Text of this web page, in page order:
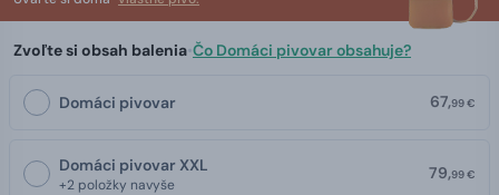
Zvoľte si obsah balenia•Čo Domáci pivovar obsahuje?
Domáci pivovar 67,99 €
Domáci pivovar XXL
+2 položky navyše
79,99 €